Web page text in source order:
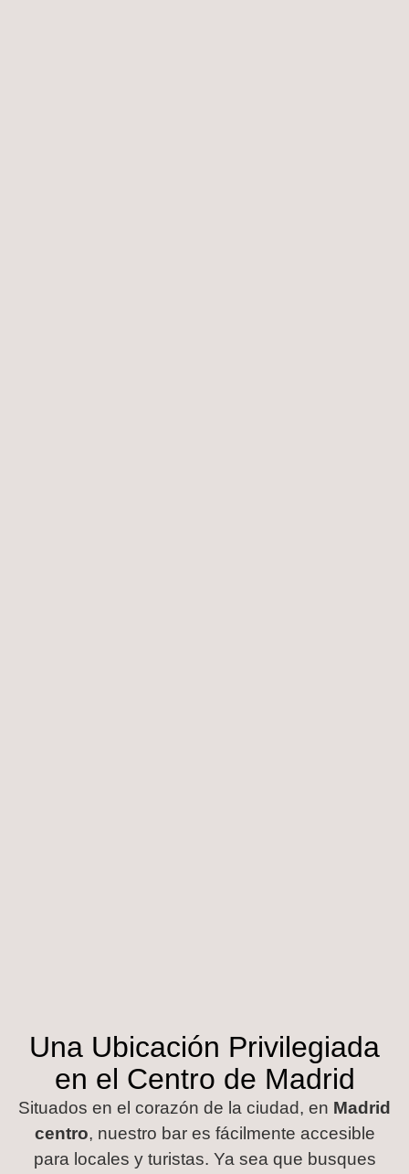
Una Ubicación Privilegiada
en el Centro de Madrid
Situados en el corazón de la ciudad, en Madrid
centro, nuestro bar es fácilmente accesible
para locales y turistas. Ya sea que busques